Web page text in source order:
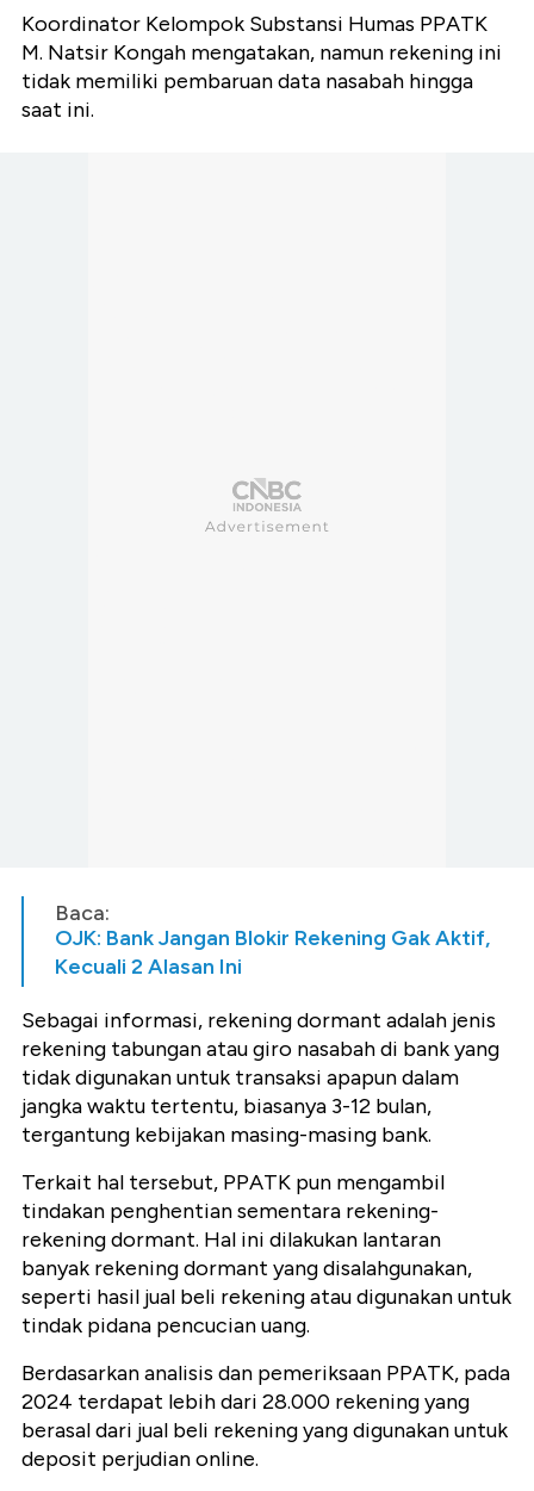
Koordinator Kelompok Substansi Humas PPATK
M. Natsir Kongah mengatakan, namun rekening ini
tidak memiliki pembaruan data nasabah hingga
saat ini.
Baca:
OJK: Bank Jangan Blokir Rekening Gak Aktif,
Kecuali 2 Alasan Ini
Sebagai informasi, rekening dormant adalah jenis
rekening tabungan atau giro nasabah di bank yang
tidak digunakan untuk transaksi apapun dalam
jangka waktu tertentu, biasanya 3-12 bulan,
tergantung kebijakan masing-masing bank.
Terkait hal tersebut, PPATK pun mengambil
tindakan penghentian sementara rekening-
rekening dormant. Hal ini dilakukan lantaran
banyak rekening dormant yang disalahgunakan,
seperti hasil jual beli rekening atau digunakan untuk
tindak pidana pencucian uang.
Berdasarkan analisis dan pemeriksaan PPATK, pada
2024 terdapat lebih dari 28.000 rekening yang
berasal dari jual beli rekening yang digunakan untuk
deposit perjudian online.